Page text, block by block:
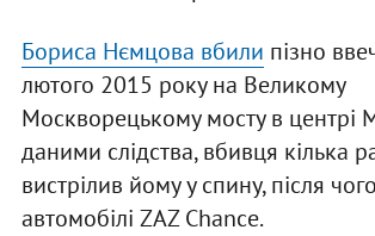
Бориса Нємцова вбили пізно
лютого 2015 року на Великому
Москворецькому мосту в центрі
даними слідства, вбивця кілька
вистрілив йому у спину, після
автомобілі ZAZ Chance.